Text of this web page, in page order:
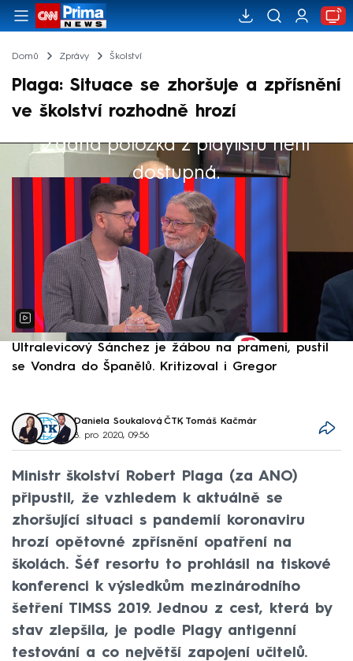
Domů Zprávy Školství
Plaga: Situace se zhoršuje a zpřísnění
ve školství rozhodně hrozí
Žádná položka z playlistu není
dostupná.
Výběr redakce
Ultralevicový Sánchez je žábou na prameni, pustil
se Vondra do Španělů. Kritizoval i Gregor
Daniela Soukalová,ČTK, Tomáš Kačmár
8. pro 2020, 09:56
Ministr školství Robert Plaga (za ANO)
připustil, že vzhledem k aktuálně se
zhoršující situaci s pandemií koronaviru
hrozí opětovné zpřísnění opatření na
školách. Šéf resortu to prohlásil na tiskové
konferenci k výsledkům mezinárodního
šetření TIMSS 2019. Jednou z cest, která by
stav zlepšila, je podle Plagy antigenní
testování a co největší zapojení učitelů.